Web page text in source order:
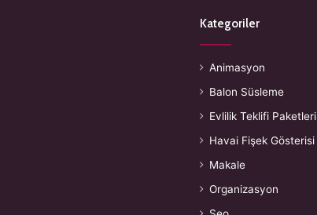
Kategoriler
Animasyon
Balon Süsleme
Evlilik Teklifi Paketleri
Havai Fişek Gösterisi
Makale
Organizasyon